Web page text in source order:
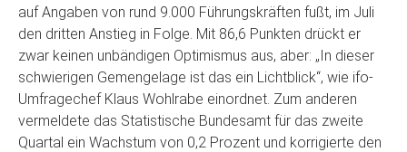
auf Angaben von rund 9.000 Führungskräften fußt, im Juli
den dritten Anstieg in Folge. Mit 86,6 Punkten drückt er
zwar keinen unbändigen Optimismus aus, aber: „In dieser
schwierigen Gemengelage ist das ein Lichtblick“, wie ifo-
Umfragechef Klaus Wohlrabe einordnet. Zum anderen
vermeldete das Statistische Bundesamt für das zweite
Quartal ein Wachstum von 0,2 Prozent und korrigierte den